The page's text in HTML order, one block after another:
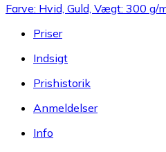
Farve: Hvid, Guld, Vægt: 300 g/
Priser
Indsigt
Prishistorik
Anmeldelser
Info